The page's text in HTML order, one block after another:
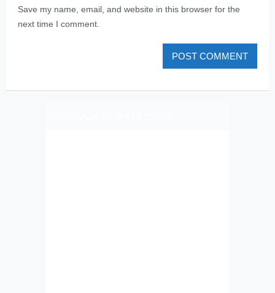
Save my name, email, and website in this browser for the
next time I comment.